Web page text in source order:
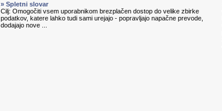
» Spletni slovar
Cilj: Omogočiti vsem uporabnikom brezplačen dostop do velike zbirke
podatkov, katere lahko tudi sami urejajo - popravljajo napačne prevode,
dodajajo nove ...